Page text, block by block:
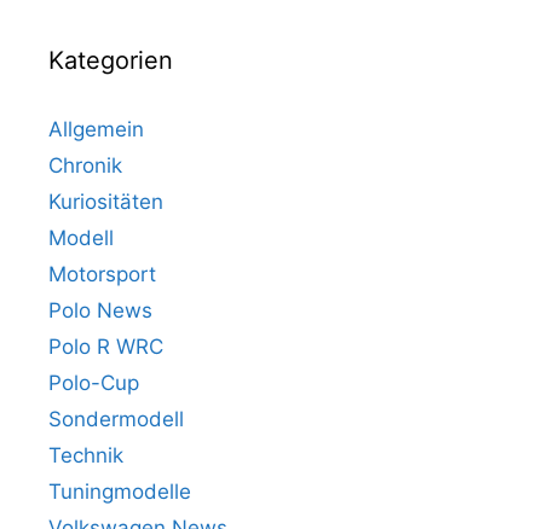
Kategorien
Allgemein
Chronik
Kuriositäten
Modell
Motorsport
Polo News
Polo R WRC
Polo-Cup
Sondermodell
Technik
Tuningmodelle